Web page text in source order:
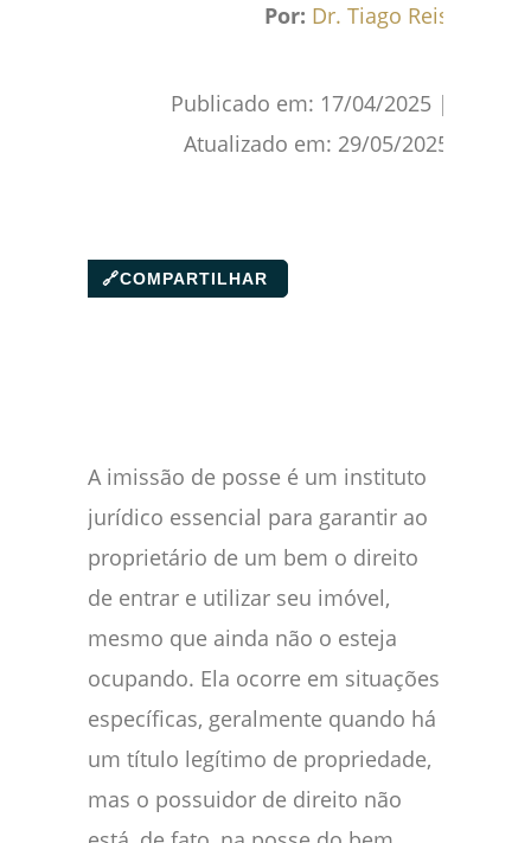
Por: Dr. Tiago Reis
Publicado em: 17/04/2025 |
Atualizado em: 29/05/2025
🔗COMPARTILHAR
A imissão de posse é um instituto
jurídico essencial para garantir ao
proprietário de um bem o direito
de entrar e utilizar seu imóvel,
mesmo que ainda não o esteja
ocupando. Ela ocorre em situações
específicas, geralmente quando há
um título legítimo de propriedade,
mas o possuidor de direito não